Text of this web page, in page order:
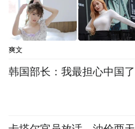
爽文
韩国部长：我最担心中国了